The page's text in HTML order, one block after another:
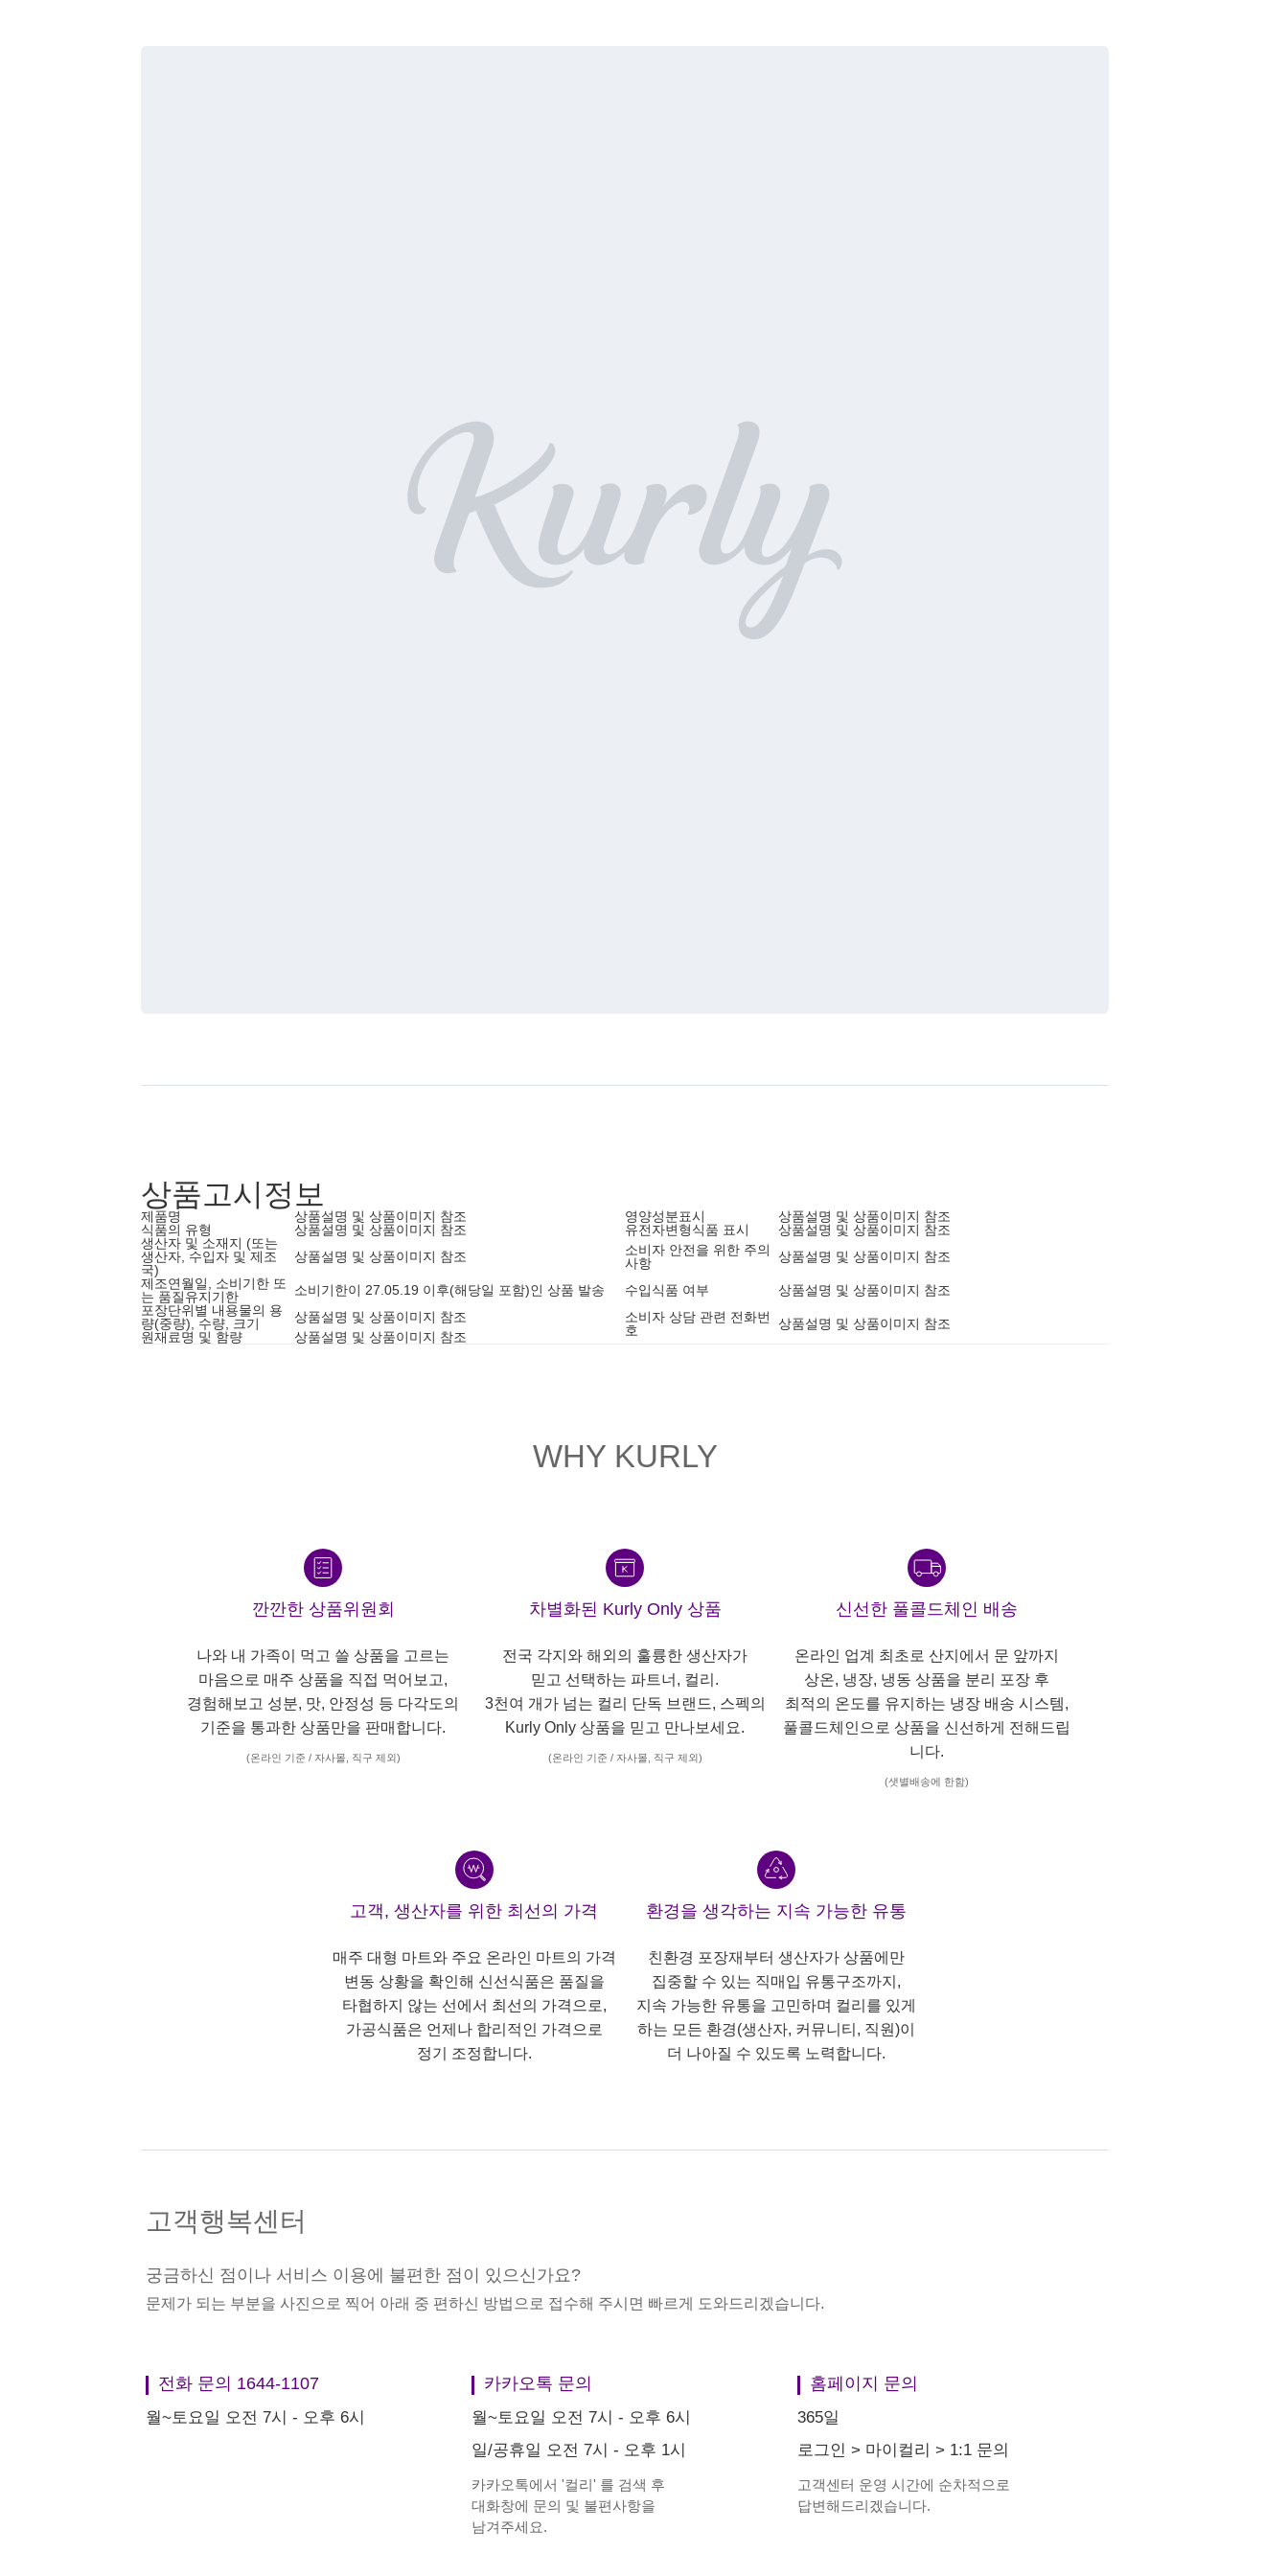
상품고시정보
제품명 상품설명 및 상품이미지 참조 영양성분표시
상품설명 및 상품이미지 참조
식품의 유형
상품설명 및 상품이미지 참조 유전자변형식품 표시
상품설명 및 상품이미지 참조
생산자 및 소재지 (또는
생산자, 수입자 및 제조
국)
상품설명 및 상품이미지 참조
소비자 안전을 위한 주의
사항
상품설명 및 상품이미지 참조
제조연월일, 소비기한 또
는 품질유지기한
소비기한이 27.05.19 이후(해당일 포함)인 상품 발송 수입식품 여부
상품설명 및 상품이미지 참조
포장단위별 내용물의 용
량(중량), 수량, 크기
상품설명 및 상품이미지 참조
소비자 상담 관련 전화번
호
상품설명 및 상품이미지 참조
원재료명 및 함량
상품설명 및 상품이미지 참조
WHY KURLY
깐깐한 상품위원회
나와 내 가족이 먹고 쓸 상품을 고르는
마음으로 매주 상품을 직접 먹어보고,
경험해보고 성분, 맛, 안정성 등 다각도의
기준을 통과한 상품만을 판매합니다.
(온라인 기준 / 자사몰, 직구 제외)
차별화된 Kurly Only 상품
전국 각지와 해외의 훌륭한 생산자가
믿고 선택하는 파트너, 컬리.
3천여 개가 넘는 컬리 단독 브랜드, 스펙의
Kurly Only 상품을 믿고 만나보세요.
(온라인 기준 / 자사몰, 직구 제외)
신선한 풀콜드체인 배송
온라인 업계 최초로 산지에서 문 앞까지
상온, 냉장, 냉동 상품을 분리 포장 후
최적의 온도를 유지하는 냉장 배송 시스템,
풀콜드체인으로 상품을 신선하게 전해드립
니다.
(샛별배송에 한함)
고객, 생산자를 위한 최선의 가격
매주 대형 마트와 주요 온라인 마트의 가격
변동 상황을 확인해 신선식품은 품질을
타협하지 않는 선에서 최선의 가격으로,
가공식품은 언제나 합리적인 가격으로
정기 조정합니다.
환경을 생각하는 지속 가능한 유통
친환경 포장재부터 생산자가 상품에만
집중할 수 있는 직매입 유통구조까지,
지속 가능한 유통을 고민하며 컬리를 있게
하는 모든 환경(생산자, 커뮤니티, 직원)이
더 나아질 수 있도록 노력합니다.
고객행복센터
궁금하신 점이나 서비스 이용에 불편한 점이 있으신가요?
문제가 되는 부분을 사진으로 찍어 아래 중 편하신 방법으로 접수해 주시면 빠르게 도와드리겠습니다.
전화 문의 1644-1107
월~토요일 오전 7시 - 오후 6시
카카오톡 문의
월~토요일 오전 7시 - 오후 6시
일/공휴일 오전 7시 - 오후 1시
카카오톡에서 '컬리' 를 검색 후
대화창에 문의 및 불편사항을
남겨주세요.
홈페이지 문의
365일
로그인 > 마이컬리 > 1:1 문의
고객센터 운영 시간에 순차적으로
답변해드리겠습니다.